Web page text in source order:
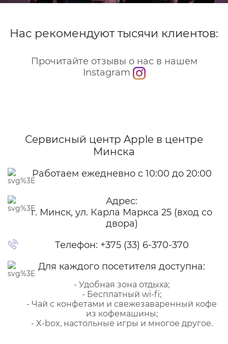
Нас рекомендуют тысячи клиентов:
Прочитайте отзывы о нас в нашем
Instagram
Сервисный центр Apple в центре
Минска
Работаем ежедневно с 10:00 до 20:00
Адрес:
г. Минск, ул. Карла Маркса 25 (вход со
двора)
Телефон: +375 (33) 6-370-370
Для каждого посетителя доступна:
- Удобная зона отдыха;
- Бесплатный wi-fi;
- Чай с конфетами и свежезаваренный кофе
из кофемашины;
- X-box, настольные игры и многое другое.